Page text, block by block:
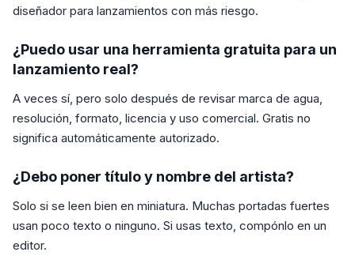
diseñador para lanzamientos con más riesgo.
¿Puedo usar una herramienta gratuita para un
lanzamiento real?
A veces sí, pero solo después de revisar marca de agua,
resolución, formato, licencia y uso comercial. Gratis no
significa automáticamente autorizado.
¿Debo poner título y nombre del artista?
Solo si se leen bien en miniatura. Muchas portadas fuertes
usan poco texto o ninguno. Si usas texto, compónlo en un
editor.